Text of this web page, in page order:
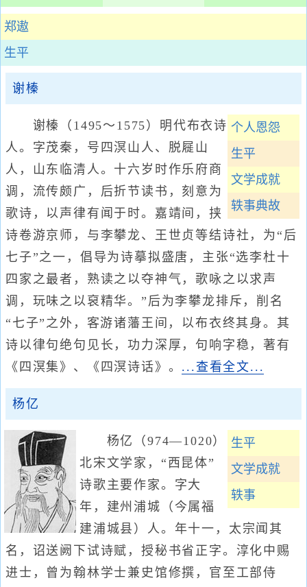
郑遨
生平
谢榛
个人恩怨
生平
文学成就
轶事典故
谢榛（1495～1575）明代布衣诗
人。字茂秦，号四溟山人、脱屣山
人，山东临清人。十六岁时作乐府商
调，流传颇广，后折节读书，刻意为
歌诗，以声律有闻于时。嘉靖间，挟
诗卷游京师，与李攀龙、王世贞等结诗社，为“后
七子”之一，倡导为诗摹拟盛唐，主张“选李杜十
四家之最者，熟读之以夺神气，歌咏之以求声
调，玩味之以裒精华。”后为李攀龙排斥，削名
“七子”之外，客游诸藩王间，以布衣终其身。其
诗以律句绝句见长，功力深厚，句响字稳，著有
《四溟集》、《四溟诗话》。 ...查看全文...
杨亿
生平
文学成就
轶事
杨亿（974—1020）
北宋文学家，“西昆体”
诗歌主要作家。字大
年，建州浦城（今属福
建浦城县）人。年十一，太宗闻其
名，诏送阙下试诗赋，授秘书省正字。淳化中赐
进士，曾为翰林学士兼史馆修撰，官至工部侍